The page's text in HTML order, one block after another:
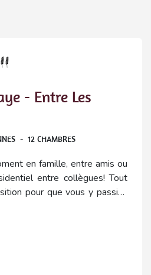
- Entre Les
- 12 CHAMBRES
en famille, entre amis ou
entre collègues! Tout
pour que vous y passiez